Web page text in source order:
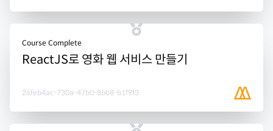
Course Complete
ReactJS로 영화 웹 서비스 만들기
26feb4ac-730a-47b0-8bb8-b1f9f3